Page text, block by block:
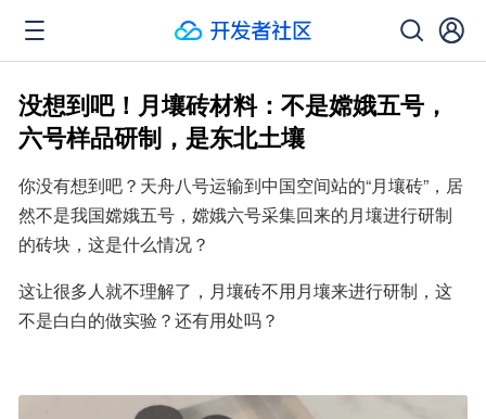
没想到吧！月壤砖材料：不是嫦娥五号，
六号样品研制，是东北土壤
你没有想到吧？天舟八号运输到中国空间站的“月壤砖”，居
然不是我国嫦娥五号，嫦娥六号采集回来的月壤进行研制
的砖块，这是什么情况？
这让很多人就不理解了，月壤砖不用月壤来进行研制，这
不是白白的做实验？还有用处吗？